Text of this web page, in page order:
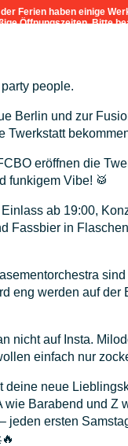
people.
Berlin und zur
Twerkstatt
eröffnen die
funkigem Vibe! 🥁
ab 19:00,
Fassbier in
sind
eng werden auf der
nicht auf Insta.
einfach nur
deine neue
wie Barabend und Z
jeden ersten